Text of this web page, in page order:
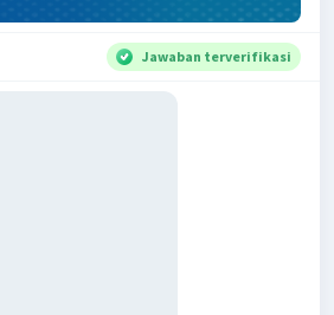
Jawaban terverifikasi